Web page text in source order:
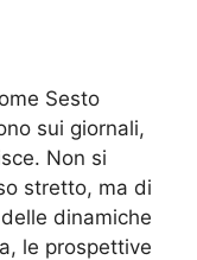
Sesto
sui giornali,
Non si
stretto, ma di
dinamiche
le prospettive